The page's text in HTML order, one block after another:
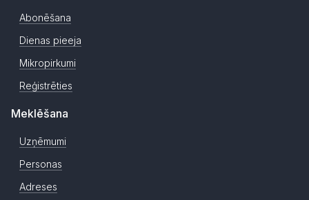
Abonēšana
Dienas pieeja
Mikropirkumi
Reģistrēties
Meklēšana
Uzņēmumi
Personas
Adreses